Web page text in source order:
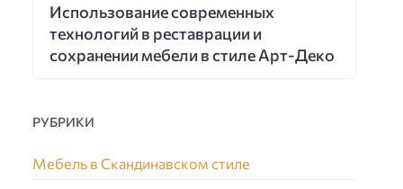
Использование современных
технологий в реставрации и
сохранении мебели в стиле Арт-Деко
РУБРИКИ
Мебель в Скандинавском стиле